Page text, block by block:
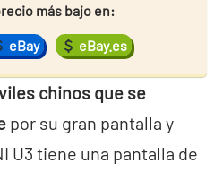
más bajo en:
eBay eBay.es
chinos que se
por su gran pantalla y
U3 tiene una pantalla de